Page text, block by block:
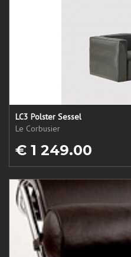
LC3 Polster Sessel
Le Corbusier
€ 1 249.00